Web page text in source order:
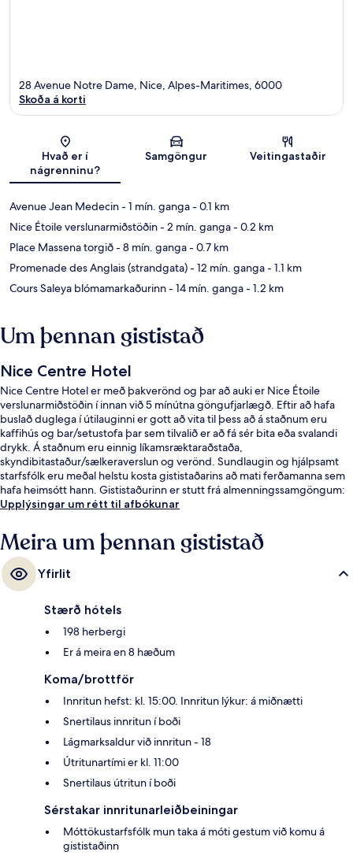
Kort
28 Avenue Notre Dame, Nice, Alpes-Maritimes, 6000
Skoða á korti
Hvað er í
nágrenninu?
Samgöngur Veitingastaðir
Avenue Jean Medecin- 1 mín. ganga- 0.1 km
Nice Étoile verslunarmiðstöðin- 2 mín. ganga- 0.2 km
Place Massena torgið- 8 mín. ganga- 0.7 km
Promenade des Anglais (strandgata)- 12 mín. ganga- 1.1 km
Cours Saleya blómamarkaðurinn- 14 mín. ganga- 1.2 km
Um þennan gististað
Nice Centre Hotel
Nice Centre Hotel er með þakverönd og þar að auki er Nice Étoile
verslunarmiðstöðin í innan við 5 mínútna göngufjarlægð. Eftir að hafa
buslað duglega í útilauginni er gott að vita til þess að á staðnum eru
kaffihús og bar/setustofa þar sem tilvalið er að fá sér bita eða svalandi
drykk. Á staðnum eru einnig líkamsræktaraðstaða,
skyndibitastaður/sælkeraverslun og verönd. Sundlaugin og hjálpsamt
starfsfólk eru meðal helstu kosta gististaðarins að mati ferðamanna sem
hafa heimsótt hann. Gististaðurinn er stutt frá almenningssamgöngum:
Jean Medecin Tramway lestarstöðin er í 3 mínútna göngufjarlægð og
Upplýsingar um rétt til afbókunar
Meira um þennan gististað
Yfirlit
Stærð hótels
198 herbergi
Er á meira en 8 hæðum
Koma/brottför
Innritun hefst: kl. 15:00. Innritun lýkur: á miðnætti
Snertilaus innritun í boði
Lágmarksaldur við innritun - 18
Útritunartími er kl. 11:00
Snertilaus útritun í boði
Sérstakar innritunarleiðbeiningar
Móttökustarfsfólk mun taka á móti gestum við komu á
gististaðinn